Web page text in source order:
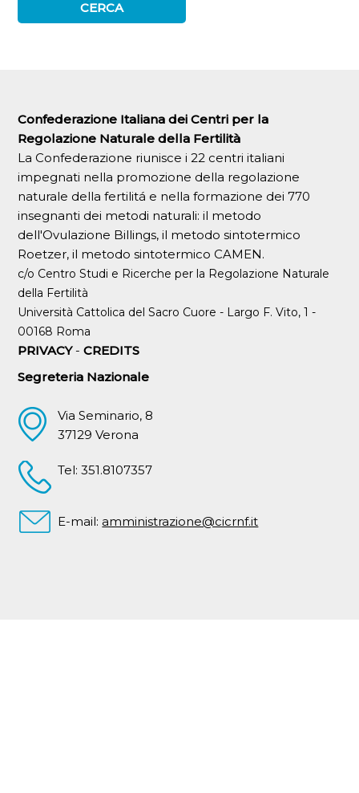
Confederazione Italiana dei Centri per la
Regolazione Naturale della Fertilità
La Confederazione riunisce i 22 centri italiani
impegnati nella promozione della regolazione
naturale della fertilitá e nella formazione dei 770
insegnanti dei metodi naturali: il metodo
dell'Ovulazione Billings, il metodo sintotermico
Roetzer, il metodo sintotermico CAMEN.
c/o Centro Studi e Ricerche per la Regolazione Naturale
della Fertilità
Università Cattolica del Sacro Cuore - Largo F. Vito, 1 -
00168 Roma
PRIVACY-CREDITS
Segreteria Nazionale
Via Seminario, 8
37129 Verona
Tel: 351.8107357
E-mail: amministrazione@cicrnf.it